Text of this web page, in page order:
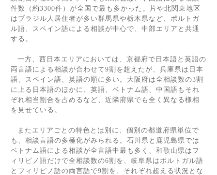
件数（約3300件）が全国で最も多かった。片や北関東地区
はブラジル人居住者が多い群馬県や栃木県など、ポルトガ
ル語、スペイン語による相談が中心で、中部エリアと共通
する。
一方、西日本エリアにおいては、京都府で日本語と英語の
両言語による相談が合わせて 9割を超えたが、兵庫県は日本
語、スペイン語、英語の順に多い。大阪府は全相談数の3割
に上る日本語のほかに、英語、ベトナム語、中国語もそれ
ぞれ相当割合を占めるなど、近隣府県でも全く異なる様相
を見せている。
またエリアごとの特色とは別に、個別の都道府県単位で
も、相談言語の多極化がみられる。石川県と鹿児島県では
ベトナム語による相談が全言語中最も多く、和歌山県はフ
ィリピノ語だけで全相談数の6割を、岐阜県はポルトガル語
とフィリピノ語の両言語で9割を、それぞれ超える状況とな